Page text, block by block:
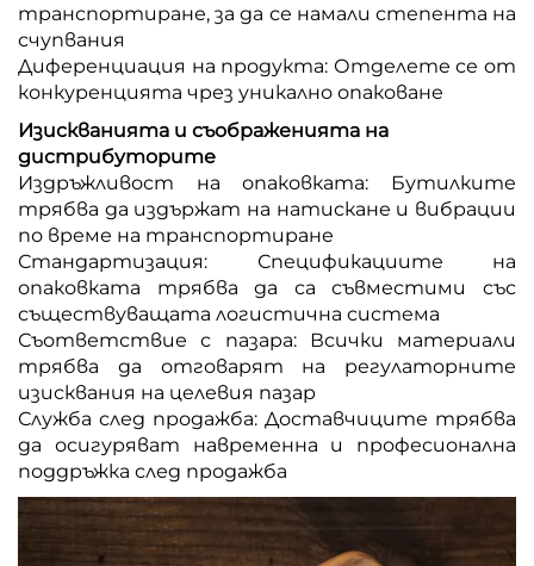
транспортиране, за да се намали степента на
счупвания
Диференциация на продукта: Отделете се от
конкуренцията чрез уникално опаковане
Изискванията и съображенията на
дистрибуторите
Издръжливост на опаковката: Бутилките
трябва да издържат на натискане и вибрации
по време на транспортиране
Стандартизация: Спецификациите на
опаковката трябва да са съвместими със
съществуващата логистична система
Съответствие с пазара: Всички материали
трябва да отговарят на регулаторните
изисквания на целевия пазар
Служба след продажба: Доставчиците трябва
да осигуряват навременна и професионална
поддръжка след продажба